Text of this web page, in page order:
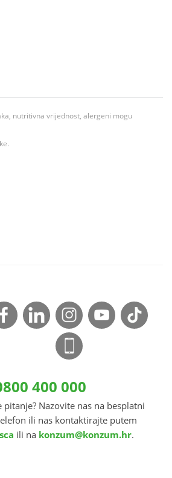
nutritivna vrijednost, alergeni mogu
400 000
pitanje? Nazovite nas na besplatni
ili nas kontaktirajte putem
ili na konzum@konzum.hr.